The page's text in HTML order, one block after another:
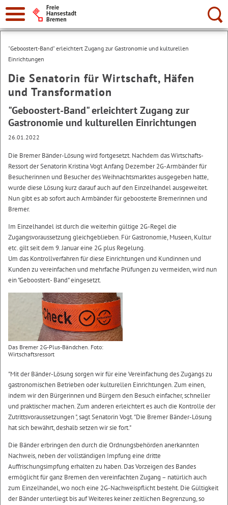
Suche:
"Geboostert-Band" erleichtert Zugang zur Gastronomie und kulturellen
Einrichtungen
Die Senatorin für Wirtschaft, Häfen
und Transformation
"Geboostert-Band" erleichtert Zugang zur
Gastronomie und kulturellen Einrichtungen
26.01.2022
Die Bremer Bänder-Lösung wird fortgesetzt. Nachdem das Wirtschafts-
Ressort der Senatorin Kristina Vogt Anfang Dezember 2G-Armbänder für
Besucherinnen und Besucher des Weihnachtsmarktes ausgegeben hatte,
wurde diese Lösung kurz darauf auch auf den Einzelhandel ausgeweitet.
Nun gibt es ab sofort auch Armbänder für geboosterte Bremerinnen und
Bremer.
Im Einzelhandel ist durch die weiterhin gültige 2G-Regel die
Zugangsvoraussetzung gleichgeblieben. Für Gastronomie, Museen, Kultur
etc. gilt seit dem 9. Januar eine 2G plus Regelung.
Um das Kontrollverfahren für diese Einrichtungen und Kundinnen und
Kunden zu vereinfachen und mehrfache Prüfungen zu vermeiden, wird nun
ein "Geboostert- Band" eingesetzt.
Das Bremer 2G-Plus-Bändchen. Foto:
Wirtschaftsressort
"Mit der Bänder-Lösung sorgen wir für eine Vereinfachung des Zugangs zu
gastronomischen Betrieben oder kulturellen Einrichtungen. Zum einen,
indem wir den Bürgerinnen und Bürgern den Besuch einfacher, schneller
und praktischer machen. Zum anderen erleichtert es auch die Kontrolle der
Zutrittsvoraussetzungen ", sagt Senatorin Vogt. "Die Bremer Bänder-Lösung
hat sich bewährt, deshalb setzen wir sie fort."
Die Bänder erbringen den durch die Ordnungsbehörden anerkannten
Nachweis, neben der vollständigen Impfung eine dritte
Auffrischungsimpfung erhalten zu haben. Das Vorzeigen des Bandes
ermöglicht für ganz Bremen den vereinfachten Zugang – natürlich auch
zum Einzelhandel, wo noch eine 2G-Nachweispflicht besteht. Die Gültigkeit
der Bänder unterliegt bis auf Weiteres keiner zeitlichen Begrenzung, so